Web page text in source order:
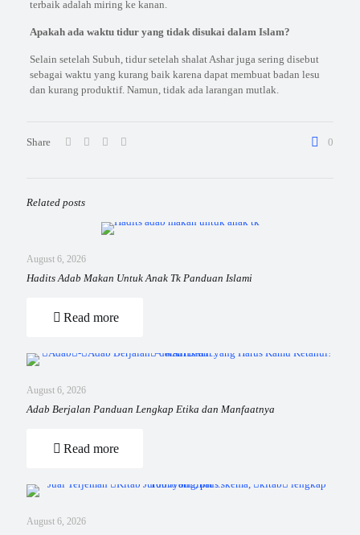
terbaik adalah miring ke kanan.
Apakah ada waktu tidur yang tidak disukai dalam Islam?
Selain setelah Subuh, tidur setelah shalat Ashar juga sering disebut
sebagai waktu yang kurang baik karena dapat membuat badan lesu
dan kurang produktif. Namun, tidak ada larangan mutlak.
Share 0
Related posts
August 6, 2026
Hadits Adab Makan Untuk Anak Tk Panduan Islami
Read more
August 6, 2026
Adab Berjalan Panduan Lengkap Etika dan Manfaatnya
Read more
August 6, 2026